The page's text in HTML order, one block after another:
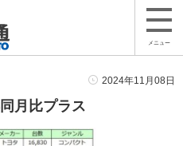
メニュー
2024年11月08日
月比プラス